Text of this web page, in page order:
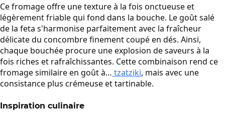
Ce fromage offre une texture à la fois onctueuse et
légèrement friable qui fond dans la bouche. Le goût salé
de la feta s'harmonise parfaitement avec la fraîcheur
délicate du concombre finement coupé en dés. Ainsi,
chaque bouchée procure une explosion de saveurs à la
fois riches et rafraîchissantes. Cette combinaison rend ce
fromage similaire en goût à… tzatziki, mais avec une
consistance plus crémeuse et tartinable.
Inspiration culinaire